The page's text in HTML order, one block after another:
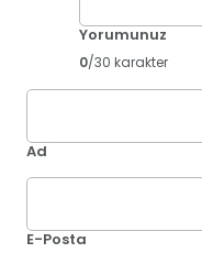
Yorumunuz
0/30 karakter
Ad
E-Posta